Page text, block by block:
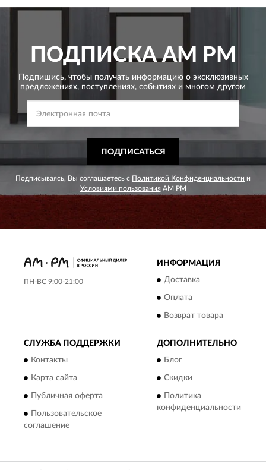
ПОДПИСКАAM PM
Подпишись, чтобы получать информацию о эксклюзивных
предложениях, поступлениях, событиях и многом другом
ПОДПИСАТЬСЯ
Подписываясь, Вы соглашаетесь с Политикой Конфиденциальности и
Условиями пользования AM PM
ПН-ВС 9:00-21:00
ИНФОРМАЦИЯ
Доставка
Оплата
Возврат товара
СЛУЖБА ПОДДЕРЖКИ
Контакты
Карта сайта
Публичная оферта
Пользовательское
соглашение
ДОПОЛНИТЕЛЬНО
Блог
Скидки
Политика
конфиденциальности